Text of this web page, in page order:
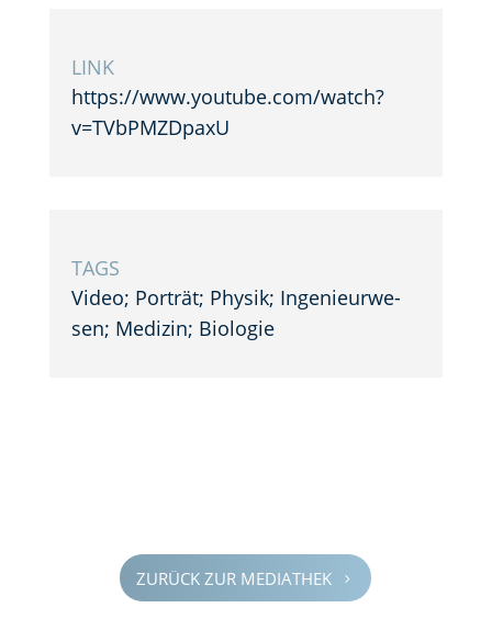
LINK
https://www.youtube.com/watch?
v=TVbPMZDpaxU
TAGS
Video; Porträt; Physik; Ingenieur­we­
sen; Medizin; Biologie
ZURÜCK ZUR MEDIA­THEK 5